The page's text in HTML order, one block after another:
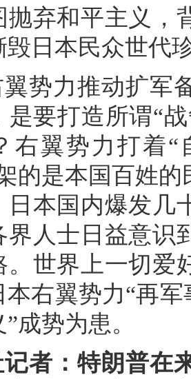
抛弃和平主义，
日本民众世代
翼势力推动扩军
是要打造所谓“
右翼势力打着“
的是本国百姓
日本国内爆发几
界人士日益意识
。世界上一切爱
本右翼势力“再
成势为患。
者：特朗普在